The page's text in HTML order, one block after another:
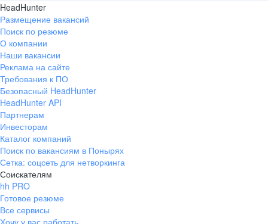
HeadHunter
Размещение вакансий
Поиск по резюме
О компании
Наши вакансии
Реклама на сайте
Требования к ПО
Безопасный HeadHunter
HeadHunter API
Партнерам
Инвесторам
Каталог компаний
Поиск по вакансиям в Понырях
Сетка: соцсеть для нетворкинга
Соискателям
hh PRO
Готовое резюме
Все сервисы
Хочу у вас работать